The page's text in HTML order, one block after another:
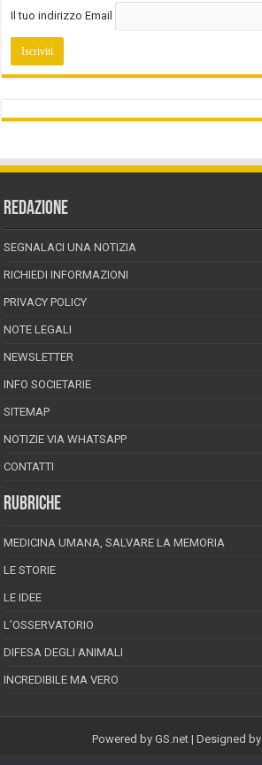
Il tuo indirizzo Email
REDAZIONE
SEGNALACI UNA NOTIZIA
RICHIEDI INFORMAZIONI
PRIVACY POLICY
NOTE LEGALI
NEWSLETTER
INFO SOCIETARIE
SITEMAP
NOTIZIE VIA WHATSAPP
CONTATTI
RUBRICHE
MEDICINA UMANA, SALVARE LA MEMORIA
LE STORIE
LE IDEE
L’OSSERVATORIO
DIFESA DEGLI ANIMALI
INCREDIBILE MA VERO
Powered by GS.net | Designed by